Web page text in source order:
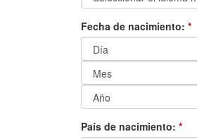
Fecha de nacimiento: *
País de nacimiento: *